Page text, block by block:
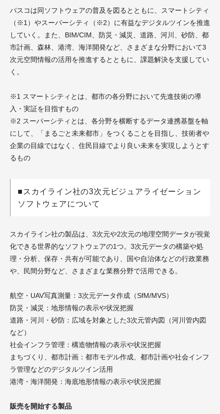
パスコは同ソフトウェアの普及を図るとともに、スマートシティ
（※1）やスーパーシティ（※2）に有益なデジタルツインを推進
していく。また、BIM/CIM、防災・減災、道路、河川、砂防、都
市計画、森林、港湾、海洋開発など、さまざまな分野において3
次元空間情報の活用を推進するとともに、課題解決を支援してい
く。
※1 スマートシティとは、都市の各分野において先進技術の導
入・実証を目指すもの
※2 スーパーシティとは、各分野を横断するデータ連携基盤を軸
にして、「まるごと未来都市」をつくることを目指し、技術者や
企業の目線ではなく、住民目線でより良い未来を実現しようとす
るもの
■スカイライン社の3次元ビジュアライゼーション
ソフトウェアについて
スカイライン社の製品は、3次元や2次元の地理空間データが視覚
化できる世界的なソフトウェアの1つ。3次元データの構築や処
理・分析、保存・共有が可能であり、国や自治体などの行政業務
や、民間分野など、さまざまな業務分野で活用できる。
航空・UAV写真測量：3次元データ作成（SfM/MVS）
防災・減災：地形情報の表示や状況把握
道路・河川・砂防：広域を対象とした3次元管内図（河川管内図
など）
社会インフラ管理：構造物情報の表示や状況把握
まちづくり、都市計画：都市モデル作成、都市計画や社会インフ
ラ管理などのデジタルツイン活用
港湾・海洋開発：海底地形情報の表示や状況把握
販売を開始する製品